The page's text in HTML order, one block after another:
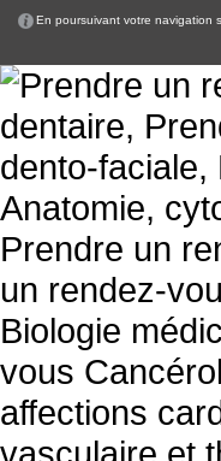
En poursuivant votre navigation